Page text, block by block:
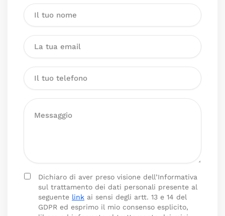
Dichiaro di aver preso visione dell’Informativa
sul trattamento dei dati personali presente al
seguente link ai sensi degli artt. 13 e 14 del
GDPR ed esprimo il mio consenso esplicito,